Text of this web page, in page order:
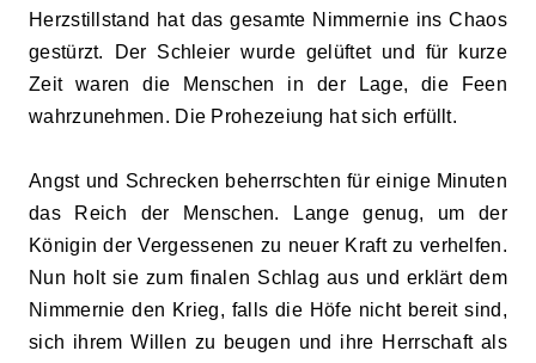
Herzstillstand hat das gesamte Nimmernie ins Chaos
gestürzt. Der Schleier wurde gelüftet und für kurze
Zeit waren die Menschen in der Lage, die Feen
wahrzunehmen. Die Prohezeiung hat sich erfüllt.
Angst und Schrecken beherrschten für einige Minuten
das Reich der Menschen. Lange genug, um der
Königin der Vergessenen zu neuer Kraft zu verhelfen.
Nun holt sie zum finalen Schlag aus und erklärt dem
Nimmernie den Krieg, falls die Höfe nicht bereit sind,
sich ihrem Willen zu beugen und ihre Herrschaft als